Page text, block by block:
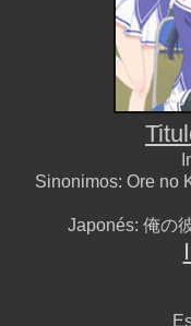
Sinonimos: Ore no
Japonés: 俺の